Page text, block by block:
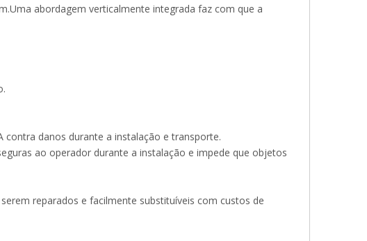
abordagem verticalmente integrada faz com que a
contra danos durante a instalação e transporte.
ao operador durante a instalação e impede que objetos
reparados e facilmente substituíveis com custos de